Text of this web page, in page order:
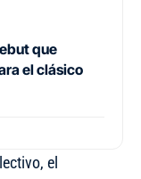
que
el clásico
el